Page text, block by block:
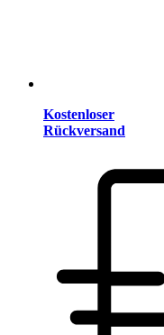
Kostenloser
Rückversand